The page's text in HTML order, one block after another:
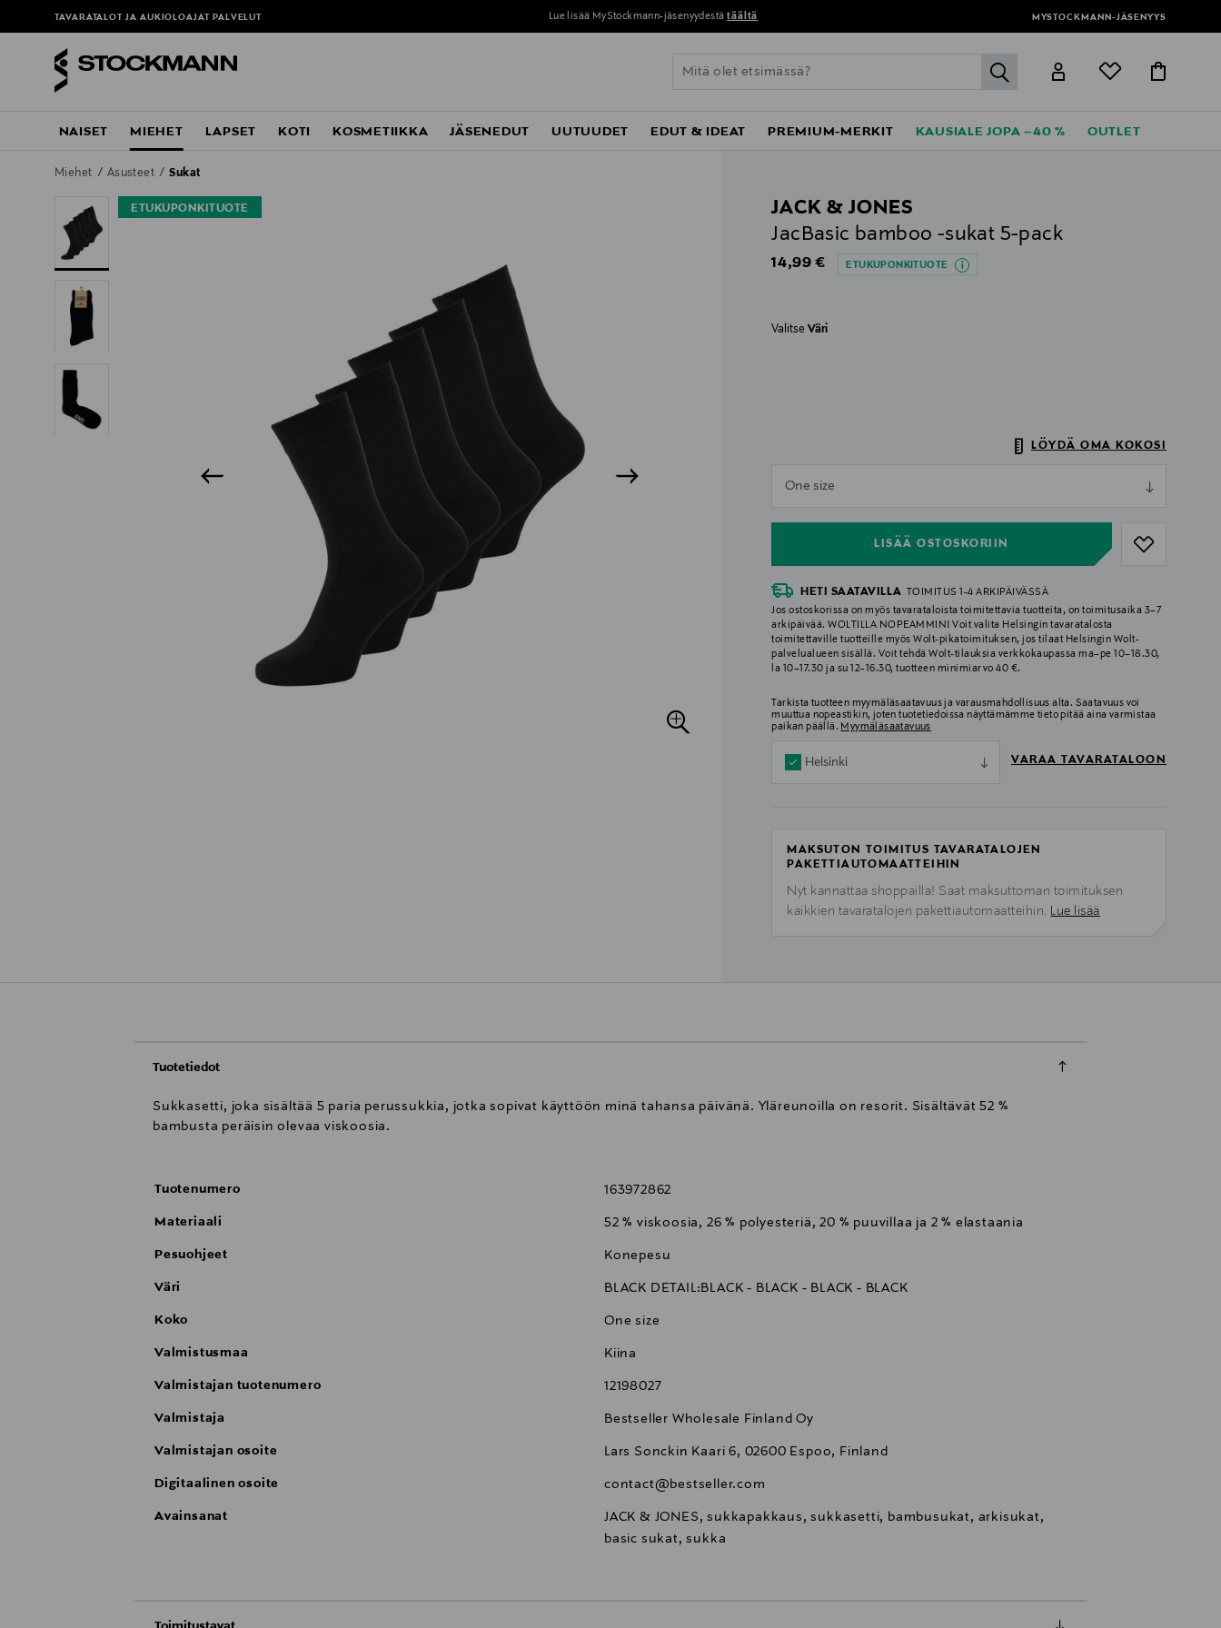
TAVARATALOT JA AUKIOLOAJAT PALVELUT Lue lisää MyStockmann-jäsenyydestä täältä MYSTOCKMANN-JÄSENYYS
label.header.go
NAISET MIEHET LAPSET KOTI KOSMETIIKKA JÄSENEDUT UUTUUDET EDUT & IDEAT PREMIUM-MERKIT KAUSIALE JOPA –40 % OUTLET
Miehet Asusteet Sukat
ETUKUPONKITUOTE
JACK & JONES
JacBasic bamboo -sukat 5-pack
Original Price
14,99 € ETUKUPONKITUOTE
ValitseVäri
LÖYDÄ OMA KOKOSI
One size
LISÄÄ OSTOSKORIIN
null
HETI SAATAVILLA
TOIMITUS 1-4 ARKIPÄIVÄSSÄ
Jos ostoskorissa on myös tavarataloista toimitettavia tuotteita, on toimitusaika 3–7
arkipäivää. WOLTILLA NOPEAMMIN! Voit valita Helsingin tavaratalosta
toimitettaville tuotteille myös Wolt-pikatoimituksen, jos tilaat Helsingin Wolt-
palvelualueen sisällä. Voit tehdä Wolt-tilauksia verkkokaupassa ma–pe 10–18.30,
la 10–17.30 ja su 12–16.30, tuotteen minimiarvo 40 €.
Tarkista tuotteen myymäläsaatavuus ja varausmahdollisuus alta. Saatavuus voi
muuttua nopeastikin, joten tuotetiedoissa näyttämämme tieto pitää aina varmistaa
paikan päällä. Myymäläsaatavuus
Helsinki VARAA TAVARATALOON
MAKSUTON TOIMITUS TAVARATALOJEN
PAKETTIAUTOMAATTEIHIN
Nyt kannattaa shoppailla! Saat maksuttoman toimituksen
kaikkien tavaratalojen pakettiautomaatteihin. Lue lisää
Tuotetiedot
Sukkasetti, joka sisältää 5 paria perussukkia, jotka sopivat käyttöön minä tahansa päivänä. Yläreunoilla on resorit. Sisältävät 52 %
bambusta peräisin olevaa viskoosia.
Tuotenumero 163972862
Materiaali 52 % viskoosia, 26 % polyesteriä, 20 % puuvillaa ja 2 % elastaania
Pesuohjeet Konepesu
Väri BLACK DETAIL:BLACK - BLACK - BLACK - BLACK
Koko One size
Valmistusmaa Kiina
Valmistajan tuotenumero 12198027
Valmistaja Bestseller Wholesale Finland Oy
Valmistajan osoite Lars Sonckin Kaari 6, 02600 Espoo, Finland
Digitaalinen osoite contact@bestseller.com
Avainsanat
JACK & JONES, sukkapakkaus, sukkasetti, bambusukat, arkisukat,
basic sukat, sukka